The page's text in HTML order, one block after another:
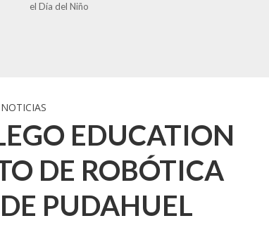
el Día del Niño
NOTICIAS
EDUCATION
DE ROBÓTICA
PUDAHUEL